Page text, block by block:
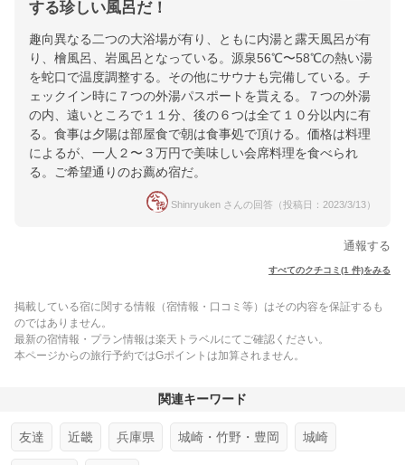
する珍しい風呂だ！
趣向異なる二つの大浴場が有り、ともに内湯と露天風呂が有
り、檜風呂、岩風呂となっている。源泉56℃〜58℃の熱い湯
を蛇口で温度調整する。その他にサウナも完備している。チ
ェックイン時に７つの外湯パスポートを貰える。７つの外湯
の内、遠いところで１１分、後の６つは全て１０分以内に有
る。食事は夕陽は部屋食で朝は食事処で頂ける。価格は料理
によるが、一人２〜３万円で美味しい会席料理を食べられ
る。ご希望通りのお薦め宿だ。
Shinryuken さんの回答（投稿日：2023/3/13）
通報する
すべてのクチコミ(1 件)をみる
掲載している宿に関する情報（宿情報・口コミ等）はその内容を保証するも
のではありません。
最新の宿情報・プラン情報は楽天トラベルにてご確認ください。
本ページからの旅行予約ではGポイントは加算されません。
関連キーワード
友達 近畿 兵庫県 城崎・竹野・豊岡 城崎